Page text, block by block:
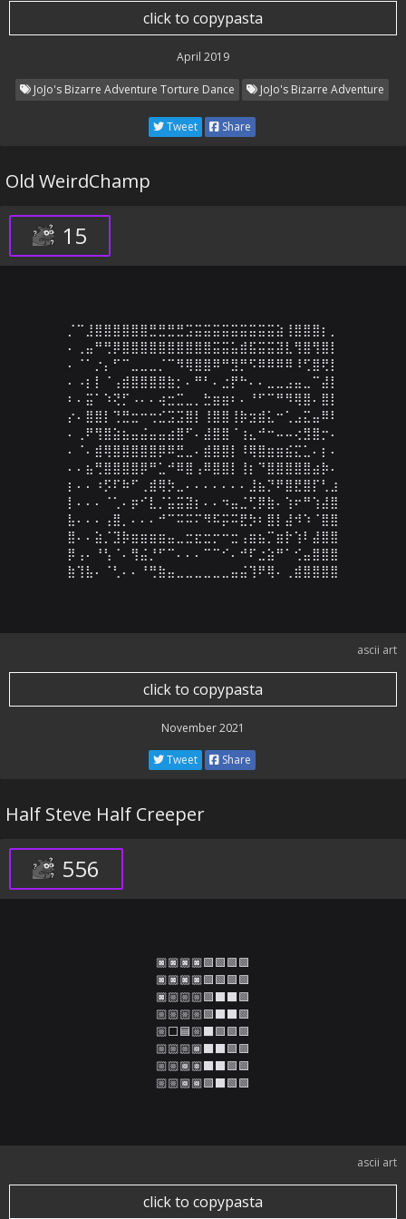
click to copypasta
April 2019
JoJo's Bizarre Adventure Torture Dance JoJo's Bizarre Adventure
Tweet Share
Old WeirdChamp
15
⡈⠉⣸⣿⣿⣿⣿⣿⣿⣛⣛⣛⣛⣩⣭⣭⣭⣭⣭⣭⣭⣭⣭⣵⢸⣿⣿⣿⡆⡀
⠄⢀⣤⠛⢛⡿⣿⣿⣿⣿⣿⣿⣿⣿⣿⣿⣭⣭⣥⣾⣯⣭⣭⣽⣇⢻⣿⢻⣿⡇
⠄⠈⠁⡐⡄⠋⠉⣀⣀⣀⡈⠉⠻⢿⣿⣿⠿⠛⣻⡛⠫⠿⠿⠿⠿⠸⢋⣿⢟⡇
⠄⠠⡆⡇⠈⢠⣾⣿⣿⣿⣿⣷⡂⠄⠛⠃⠄⣐⡟⠓⠄⠄⣀⣀⣠⣤⣀⠉⣼⡇
⠆⠄⣭⠁⠱⢝⡋⠠⠄⠄⢴⣒⣉⣀⡀⣓⣶⣶⠆⠄⠘⠋⠉⠛⠻⢿⣿⠄⣿⡇
⡔⠄⣿⣿⡇⢙⣛⣒⠒⢒⣊⣩⣩⣿⡇⢸⣿⣿⢸⡷⣲⣾⣅⠒⢁⣠⣍⣤⠿⠇
⠄⢀⠟⢻⣿⣵⣦⣤⣬⣤⣤⣴⣿⠋⠄⣼⣿⣿⠈⢰⣄⠚⠒⠤⠤⢔⣻⣿⡒⠄
⠄⠈⠄⣾⢿⣿⣿⣿⣿⣿⡿⠿⣛⣀⠄⣾⣿⣿⡇⠸⢿⣿⣶⣶⣮⣍⣁⠄⡆⠄
⠄⠄⣦⢛⣿⣿⣿⣿⡿⠛⣁⠚⠿⣿⢠⠿⣿⣿⡇⢸⡆⠙⣿⣿⣿⣿⣿⣴⡷⠄
⡆⠄⠄⠰⡫⠏⠷⠋⢀⣾⢿⡳⣀⠄⠄⠄⠄⠄⠄⠄⣸⣦⡙⠟⣿⣟⣿⡏⢃⣰
⡇⠄⠄⠄⠈⢁⠄⡶⠊⣇⡈⣥⣭⣽⡆⠄⠄⠲⣤⣈⢋⡿⣷⠄⢱⠖⠛⢱⣼⣿
⣧⠄⠄⠄⢠⣿⡀⠄⠄⠄⠚⠉⠭⠭⠍⠻⠯⡭⠭⣟⡳⠆⣿⡇⣼⠺⠱⠈⣿⣿
⣿⠄⠄⣵⡈⣹⡷⣶⣶⣶⣶⣤⣀⣒⣖⣒⡒⠒⣒⢠⣶⣦⡉⣶⡗⢱⠇⣼⣿⣿
⡿⢠⠄⠘⢣⠈⠄⢻⣬⡘⠋⠉⠄⠄⠄⠉⠉⠊⠄⠚⠏⣐⣵⠛⠁⢊⣤⣿⣿⣿
⣷⢹⣧⠄⠈⢃⠄⠄⠘⢛⣷⣤⣀⣀⣀⣀⣀⣀⣤⣬⢹⠟⢿⠄⢀⣾⣿⣿⣿⣿
ascii art
click to copypasta
November 2021
Tweet Share
Half Steve Half Creeper
556
🏿🏿🏿🏿🟩🟩🟩🟩
🏿🏿🏿🏿🟩🟩🟩🟩
🏿🏼🏼🏼🟩⬛⬛🟩
🏼🏼🏼🏼🟩⬛⬛🟩
🏼⬜🟦🏼⬛🟩🟩🟩
🏼🏼🏼🏾⬛⬛🟩🟩
🏼🏼🏾🏽⬛⬛🟩🟩
🏼🏼🏾🏾🟩⬛🟩🟩
ascii art
click to copypasta